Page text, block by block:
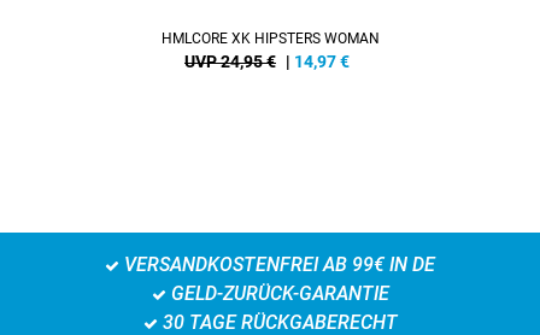
HMLCORE XK HIPSTERS WOMAN
UVP 24,95 € | 14,97€
VERSANDKOSTENFREI AB 99€ IN DE
GELD-ZURÜCK-GARANTIE
30 TAGE RÜCKGABERECHT